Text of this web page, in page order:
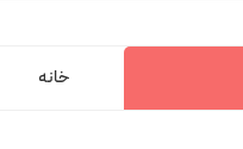
خانه